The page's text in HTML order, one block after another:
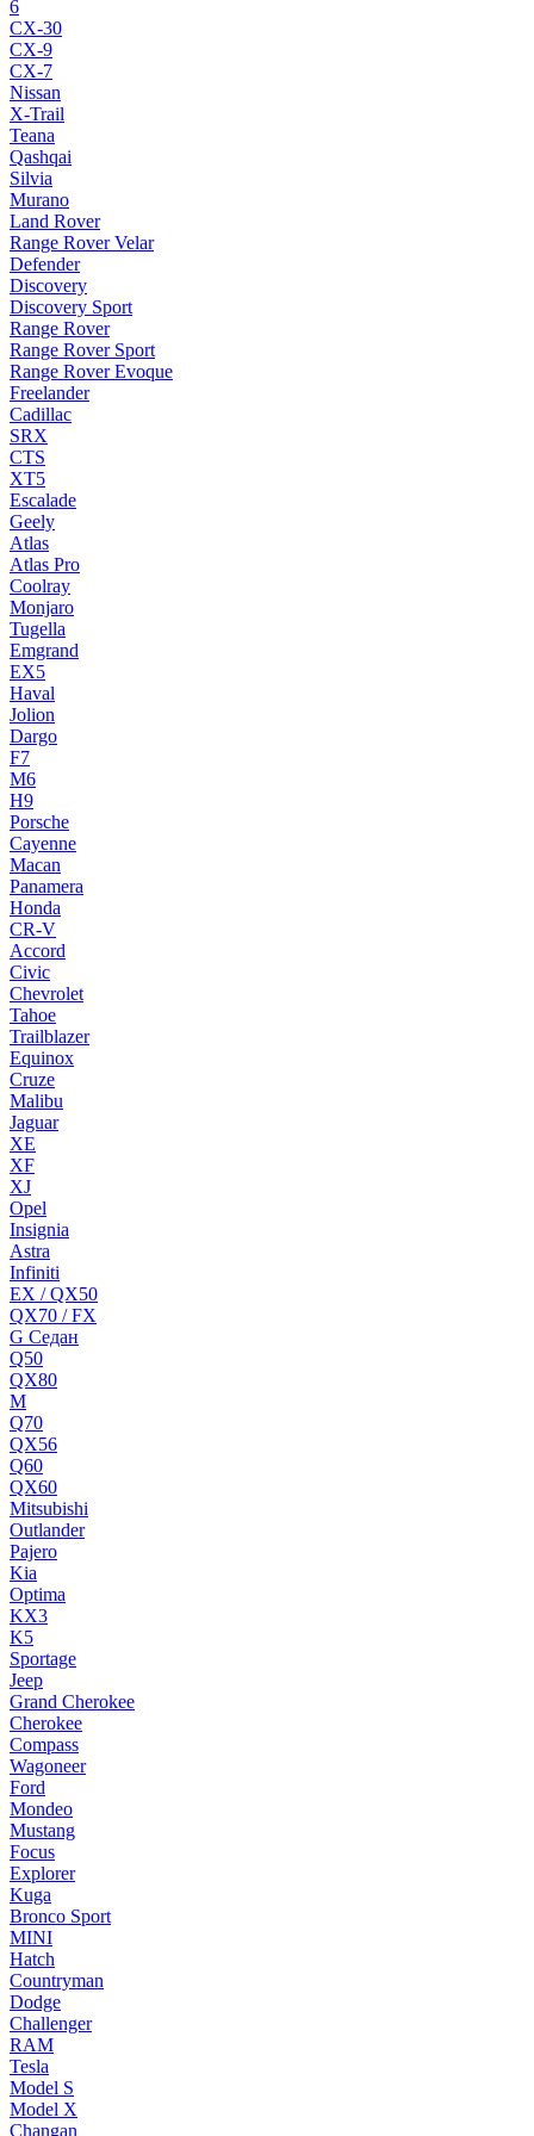
6
CX-30
CX-9
CX-7
Nissan
X-Trail
Teana
Qashqai
Silvia
Murano
Land Rover
Range Rover Velar
Defender
Discovery
Discovery Sport
Range Rover
Range Rover Sport
Range Rover Evoque
Freelander
Cadillac
SRX
CTS
XT5
Escalade
Geely
Atlas
Atlas Pro
Coolray
Monjaro
Tugella
Emgrand
EX5
Haval
Jolion
Dargo
F7
M6
H9
Porsche
Cayenne
Macan
Panamera
Honda
CR-V
Accord
Civic
Chevrolet
Tahoe
Trailblazer
Equinox
Cruze
Malibu
Jaguar
XE
XF
XJ
Opel
Insignia
Astra
Infiniti
EX / QX50
QX70 / FX
G Cедан
Q50
QX80
M
Q70
QX56
Q60
QX60
Mitsubishi
Outlander
Pajero
Kia
Optima
KX3
K5
Sportage
Jeep
Grand Cherokee
Cherokee
Compass
Wagoneer
Ford
Mondeo
Mustang
Focus
Explorer
Kuga
Bronco Sport
MINI
Hatch
Countryman
Dodge
Challenger
RAM
Tesla
Model S
Model X
Changan